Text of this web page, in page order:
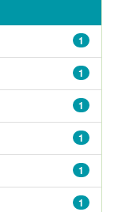
1
1
1
1
1
1